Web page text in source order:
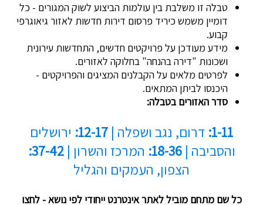
טבלה זו משלבת בין עולמות הביצוע לשוק המגורים - כל
דומיין משמש כיריד פרסום דירות חדשות לאזור גיאוגרפי
קבוע.
מידע מעודכן על פרויקטים חדשים, התחדשות עירונית
ושכונות "דירה בהנחה" בחלוקה לאזורים.
לפרטים מלאים על הקבלנים המציגים והפרויקטים -
היכנסו לביתן המתאים.
סדר האזורים בטבלה:
1-11: דרום, נגב ושפלה | 12-17: ירושלים
והסביבה |18-36: המרכז והשרון |37-42:
הצפון, העמקים והגליל
כל שם מתחם מוביל לאתר אינטרנט ייחודי לפי נושא - לחצו